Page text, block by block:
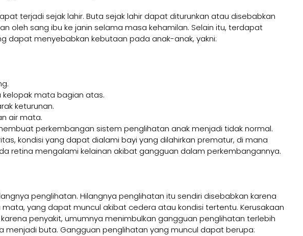
terjadi sejak lahir. Buta sejak lahir dapat diturunkan atau disebabkan
oleh sang ibu ke janin selama masa kehamilan. Selain itu, terdapat
dapat menyebabkan kebutaan pada anak-anak, yakni:
kelopak mata bagian atas.
keturunan.
air mata.
perkembangan sistem penglihatan anak menjadi tidak normal.
kondisi yang dapat dialami bayi yang dilahirkan prematur, di mana
retina mengalami kelainan akibat gangguan dalam perkembangannya.
penglihatan. Hilangnya penglihatan itu sendiri disebabkan karena
yang dapat muncul akibat cedera atau kondisi tertentu. Kerusakaan
penyakit, umumnya menimbulkan gangguan penglihatan terlebih
menjadi buta. Gangguan penglihatan yang muncul dapat berupa: